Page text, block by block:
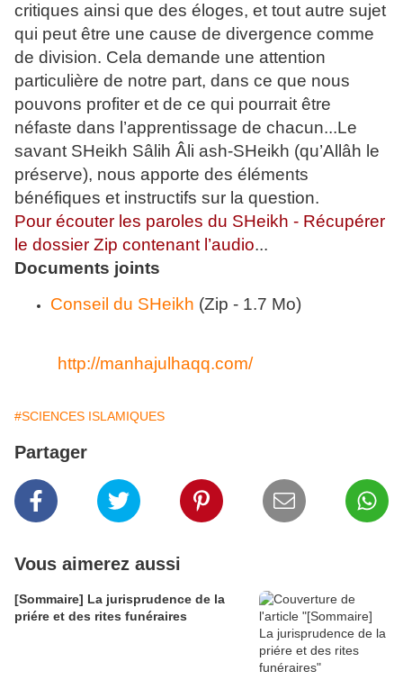
critiques ainsi que des éloges, et tout autre sujet
qui peut être une cause de divergence comme
de division. Cela demande une attention
particulière de notre part, dans ce que nous
pouvons profiter et de ce qui pourrait être
néfaste dans l’apprentissage de chacun...Le
savant SHeikh Sâlih Âli ash-SHeikh (qu’Allâh le
préserve), nous apporte des éléments
bénéfiques et instructifs sur la question.
Pour écouter les paroles du SHeikh - Récupérer
le dossier Zip contenant l’audio...
Documents joints
Conseil du SHeikh (Zip - 1.7 Mo)
http://manhajulhaqq.com/
#SCIENCES ISLAMIQUES
Partager
Vous aimerez aussi
[Sommaire] La jurisprudence de la
priére et des rites funéraires